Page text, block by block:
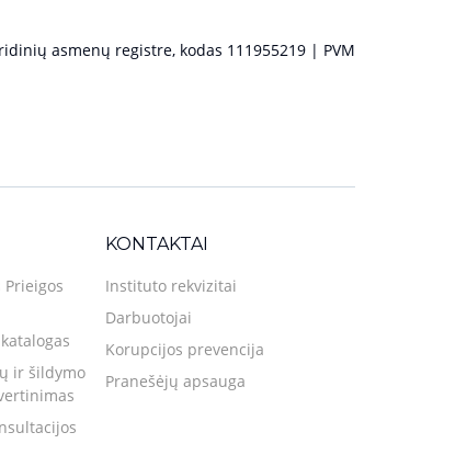
asmenų registre, kodas 111955219 | PVM
ir šildymo
KONTAKTAI
Instituto rekvizitai
Darbuotojai
Korupcijos prevencija
Pranešėjų apsauga